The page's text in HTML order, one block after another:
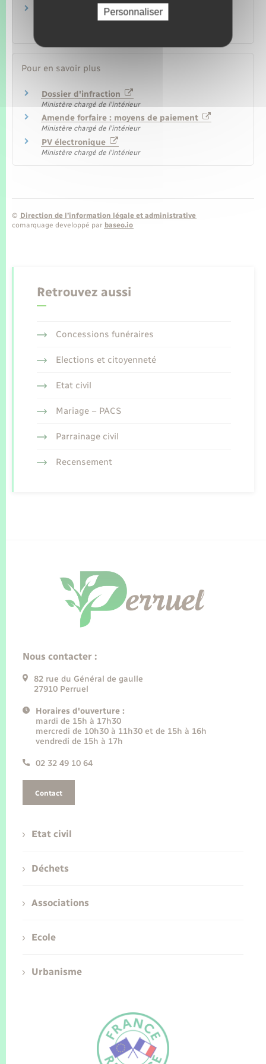
Contravention au code de la route : paiement
Pour en savoir plus
Dossier d'infraction
Ministère chargé de l'intérieur
Amende forfaire : moyens de paiement
Ministère chargé de l'intérieur
PV électronique
Ministère chargé de l'intérieur
© Direction de l’information légale et administrative
comarquage developpé par baseo.io
Retrouvez aussi
Concessions funéraires
Elections et citoyenneté
Etat civil
Mariage – PACS
Parrainage civil
Recensement
Nous contacter :
82 rue du Général de gaulle
27910 Perruel
Horaires d'ouverture :
mardi de 15h à 17h30
mercredi de 10h30 à 11h30 et de 15h à 16h
vendredi de 15h à 17h
02 32 49 10 64
Contact
Etat civil
Déchets
Associations
Ecole
Urbanisme
Personnaliser